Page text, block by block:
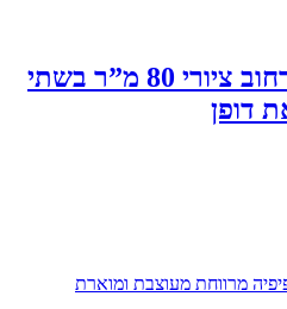
להשכרה בנווה צדק ברחוב ציורי 80 מ”ר בשתי
דופן